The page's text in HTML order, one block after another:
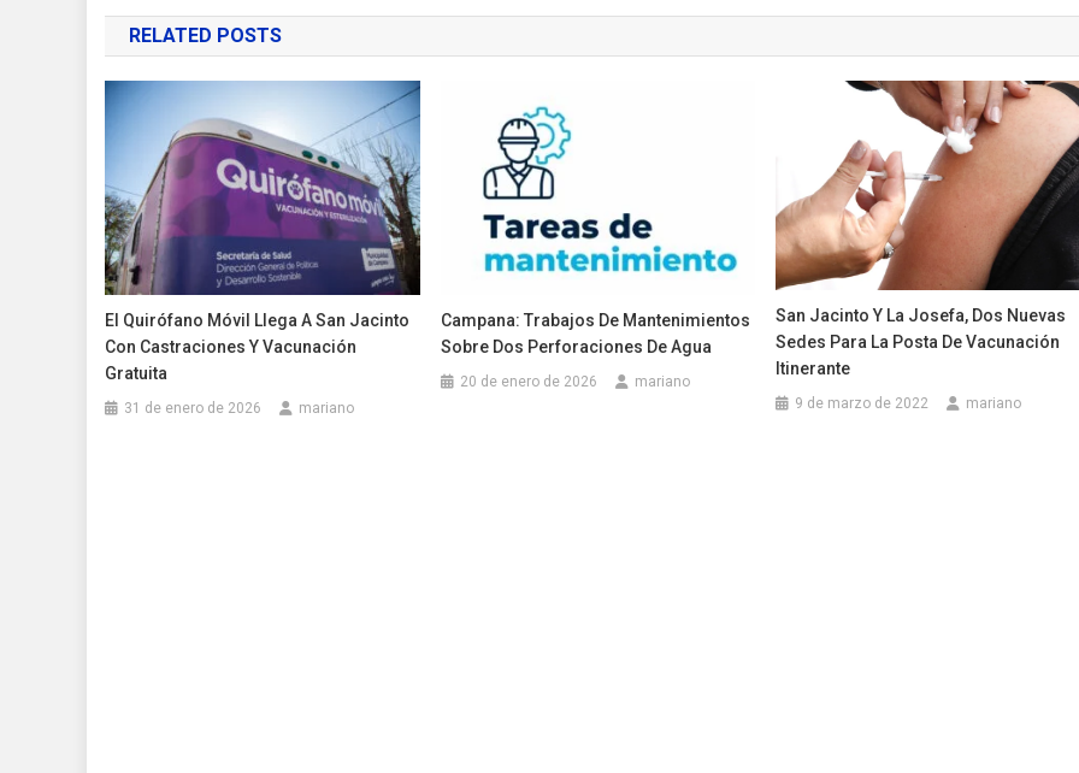
entradas
RELATED POSTS
El Quirófano Móvil Llega A San Jacinto
Con Castraciones Y Vacunación
Gratuita
31 de enero de 2026 mariano
Campana: Trabajos De Mantenimientos
Sobre Dos Perforaciones De Agua
20 de enero de 2026 mariano
San Jacinto Y La Josefa, Dos Nuevas
Sedes Para La Posta De Vacunación
Itinerante
9 de marzo de 2022 mariano